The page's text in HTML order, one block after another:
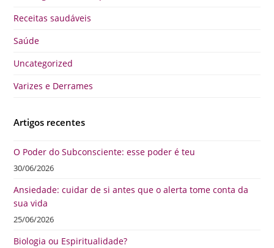
Receitas saudáveis
Saúde
Uncategorized
Varizes e Derrames
Artigos recentes
O Poder do Subconsciente: esse poder é teu
30/06/2026
Ansiedade: cuidar de si antes que o alerta tome conta da
sua vida
25/06/2026
Biologia ou Espiritualidade?